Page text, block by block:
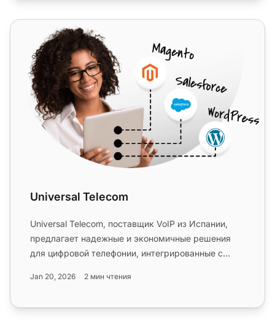
Universal Telecom
Universal Telecom
Universal Telecom, поставщик VoIP из Испании,
предлагает надежные и экономичные решения
для цифровой телефонии, интегрированные с
Jan 20, 2026 2 мин чтения